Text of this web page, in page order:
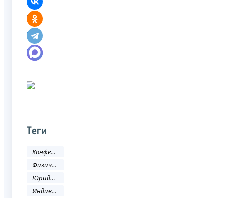
Теги
Конференция
Физическое лицо
Юридическое лицо
Индивидуальный предприниматель